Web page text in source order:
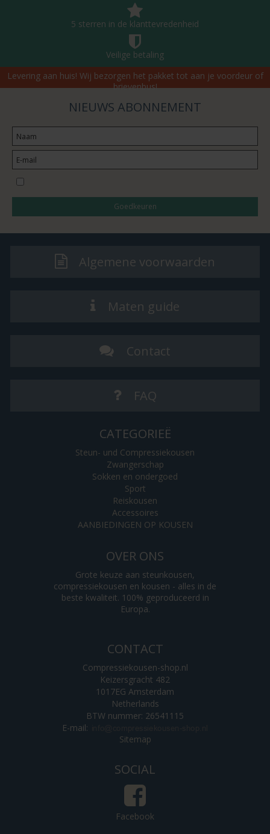
5 sterren in de klanttevredenheid
Veilige betaling
Levering aan huis! Wij bezorgen het pakket tot aan je voordeur of
brievenbus!
NIEUWS ABONNEMENT
Goedkeuren
Algemene voorwaarden
Maten guide
Contact
FAQ
CATEGORIEË
Steun- und Compressiekousen
Zwangerschap
Sokken en ondergoed
Sport
Reiskousen
Accessoires
AANBIEDINGEN OP KOUSEN
OVER ONS
Grote keuze aan steunkousen,
compressiekousen en kousen - alles in de
beste kwaliteit. 100% geproduceerd in
Europa.
CONTACT
Compressiekousen-shop.nl
Keizersgracht 482
1017EG Amsterdam
Netherlands
BTW nummer: 26541115
E-mail:
Sitemap
SOCIAL
Facebook